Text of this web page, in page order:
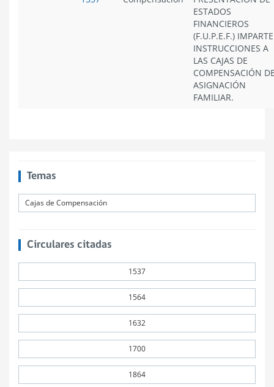
ESTADOS
FINANCIEROS
(F.U.P.E.F.) IMPARTE
INSTRUCCIONES A
LAS CAJAS DE
COMPENSACIÓN
ASIGNACIÓN
FAMILIAR.
Temas
Cajas de Compensación
Circulares citadas
1537
1564
1632
1700
1864